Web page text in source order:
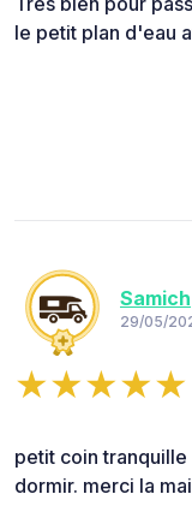
le petit plan d'eau
Samich
29/05/
petit coin
dormir. merci la